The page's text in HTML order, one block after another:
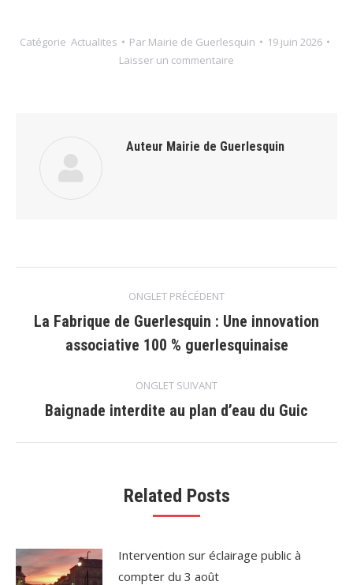
Catégorie Actualites Par Mairie de Guerlesquin
19 juin 2026
Laisser un commentaire
Auteur Mairie de Guerlesquin
de
commentaire
ONGLET PRÉCÉDENT
Onglet
précédent
La Fabrique de Guerlesquin : Une innovation
associative 100 % guerlesquinaise
ONGLET SUIVANT
Onglet
Baignade interdite au plan d’eau du Guic
Related Posts
Intervention sur éclairage public à
compter du 3 août